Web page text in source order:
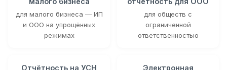
для малого бизнеса — ИП
и ООО на упрощённых
режимах
для обществ с
ограниченной
ответственностью
Отчётность на УСН
Электронная